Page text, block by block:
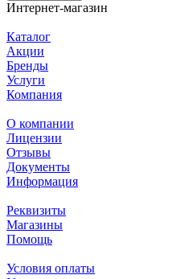
Интернет-магазин
Каталог
Акции
Бренды
Услуги
Компания
О компании
Лицензии
Отзывы
Документы
Информация
Реквизиты
Магазины
Помощь
Условия оплаты